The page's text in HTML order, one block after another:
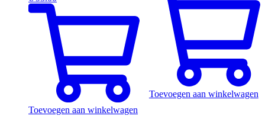
Toevoegen aan winkelwagen
Toevoegen aan winkelwagen